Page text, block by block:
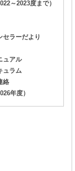
～2023度まで）
セラーだより
ュアル
ュラム
絡
年度）